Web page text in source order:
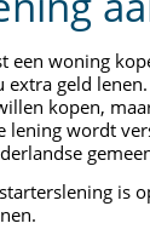
een woning
geld
kopen,
lening wordt
is